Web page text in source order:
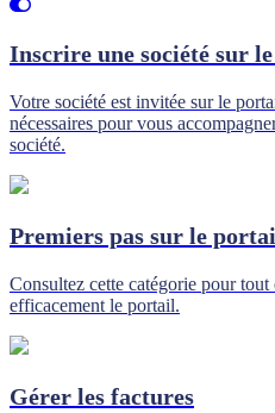
Inscrire une société sur
Votre société est invitée sur le
nécessaires pour vous
société.
Premiers pas sur le
Consultez cette catégorie pour
efficacement le portail.
Gérer les factures